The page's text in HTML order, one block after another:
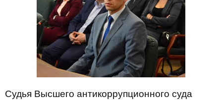
Судья Высшего антикоррупционного суда